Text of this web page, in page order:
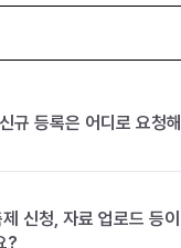
규 등록은 어디로 요청
신청, 자료 업로드 등
?